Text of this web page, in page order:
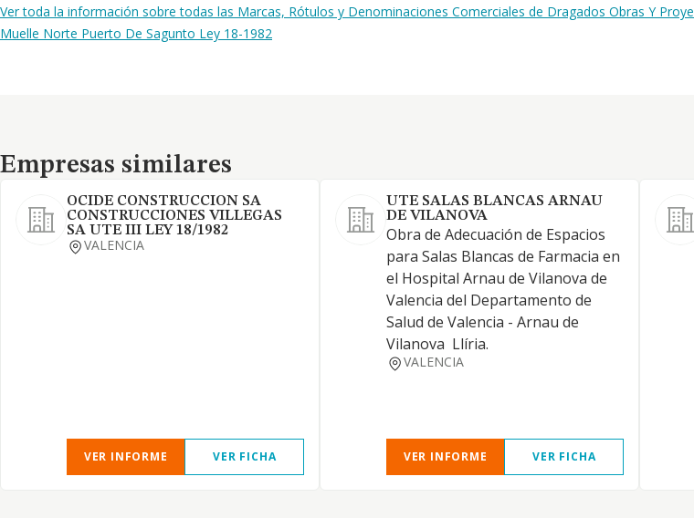
Ver toda la información sobre todas las Marcas, Rótulos y Denominaciones Comerciales de Dragados Obras Y
Muelle Norte Puerto De Sagunto Ley 18-1982
Empresas similares
Empresas similares
OCIDE CONSTRUCCION SA
CONSTRUCCIONES VILLEGAS
SA UTE III LEY 18/1982
VALENCIA
VER INFORME VER FICHA
UTE SALAS BLANCAS ARNAU
DE VILANOVA
Obra de Adecuación de Espacios
para Salas Blancas de Farmacia en
el Hospital Arnau de Vilanova de
Valencia del Departamento de
Salud de Valencia - Arnau de
Vilanova  Llíria.
VALENCIA
VER INFORME VER FICHA